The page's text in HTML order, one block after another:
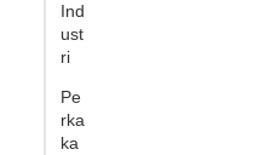
Ind
ust
ri
Pe
rka
ka